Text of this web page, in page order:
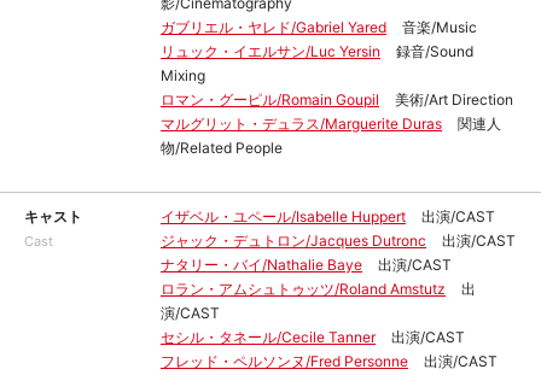
ガブリエル・ヤレド/Gabriel Yared
音楽/Music
リュック・イエルサン/Luc Yersin
録音/Sound
Mixing
ロマン・グーピル/Romain Goupil
美術/Art Direction
マルグリット・デュラス/Marguerite Duras
関連人
物/Related People
キャスト
Cast
イザベル・ユペール/Isabelle Huppert
出演/CAST
ジャック・デュトロン/Jacques Dutronc
出演/CAST
ナタリー・バイ/Nathalie Baye
出演/CAST
ロラン・アムシュトゥッツ/Roland Amstutz
出
演/CAST
セシル・タネール/Cecile Tanner
出演/CAST
フレッド・ペルソンヌ/Fred Personne
出演/CAST